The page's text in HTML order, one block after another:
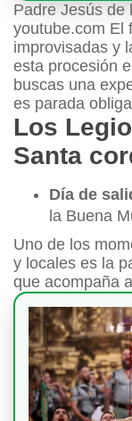
Padre Jesús de
youtube.com El
improvisadas y
esta procesión
buscas una
es parada
Los
Santa
Día de
la Buena
Uno de los
y locales es la
que acompaña